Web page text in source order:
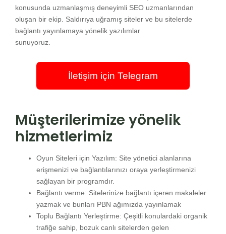
konusunda uzmanlaşmış deneyimli SEO uzmanlarından
oluşan bir ekip. Saldırıya uğramış siteler ve bu sitelerde
bağlantı yayınlamaya yönelik yazılımlar
sunuyoruz.
İletişim için Telegram
Müşterilerimize yönelik
hizmetlerimiz
Oyun Siteleri için Yazılım: Site yönetici alanlarına
erişmenizi ve bağlantılarınızı oraya yerleştirmenizi
sağlayan bir programdır.
Bağlantı verme: Sitelerinize bağlantı içeren makaleler
yazmak ve bunları PBN ağımızda yayınlamak
Toplu Bağlantı Yerleştirme: Çeşitli konulardaki organik
trafiğe sahip, bozuk canlı sitelerden gelen